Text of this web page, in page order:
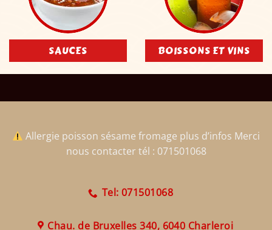
SAUCES BOISSONS ET VINS
Allergie poisson sésame fromage plus d’infos Merci
nous contacter tél : 071501068
Tel: 071501068
Chau. de Bruxelles 340, 6040 Charleroi